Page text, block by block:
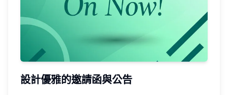
設計優雅的邀請函與公告